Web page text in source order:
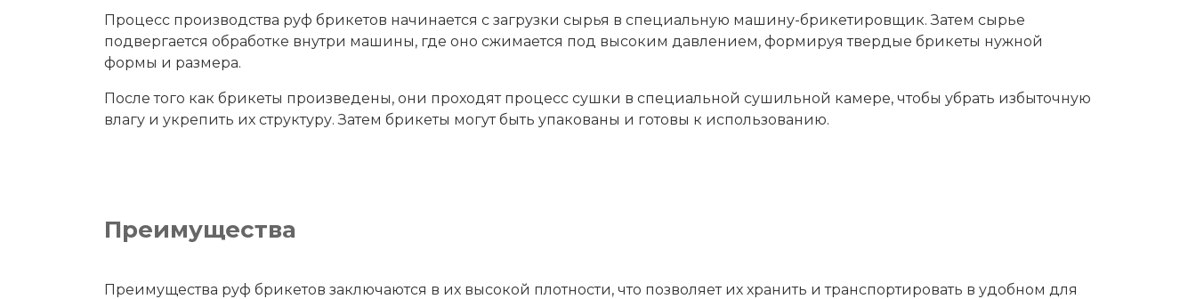
Процесс производства руф брикетов начинается с загрузки сырья в специальную машину-брикетировщик. Затем сырье
подвергается обработке внутри машины, где оно сжимается под высоким давлением, формируя твердые брикеты нужной
формы и размера.
После того как брикеты произведены, они проходят процесс сушки в специальной сушильной камере, чтобы убрать избыточную
влагу и укрепить их структуру. Затем брикеты могут быть упакованы и готовы к использованию.
Преимущества
Преимущества руф брикетов заключаются в их высокой плотности, что позволяет их хранить и транспортировать в удобном для